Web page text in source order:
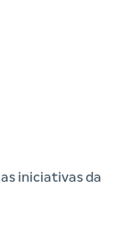
iniciativas da